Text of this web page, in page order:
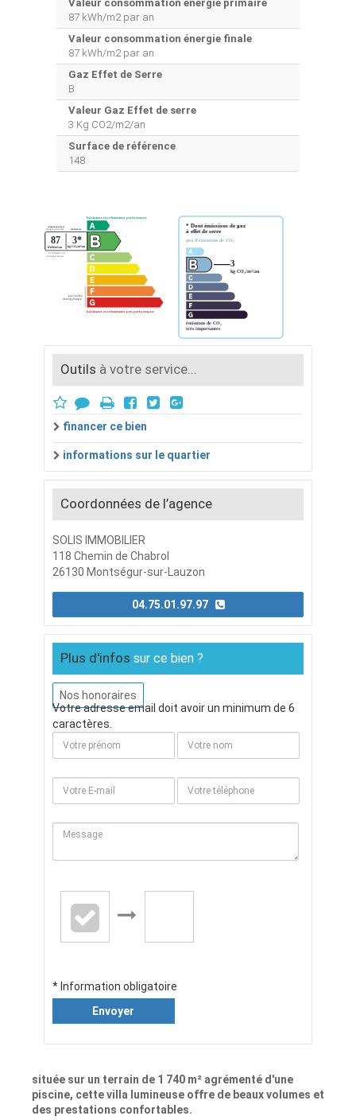
Valeur consommation énergie primaire
87 kWh/m2 par an
Valeur consommation énergie finale
87 kWh/m2 par an
Gaz Effet de Serre
B
Valeur Gaz Effet de serre
3 Kg CO2/m2/an
Surface de référence
148
Outils à votre service...
financer ce bien
informations sur le quartier
Coordonnées de l’agence
SOLIS IMMOBILIER
118 Chemin de Chabrol
26130 Montségur-sur-Lauzon
Plus d'infos sur ce bien ?
Nos honoraires
Votre adresse email doit avoir un minimum de 6
caractères.
* Information obligatoire
Envoyer
située sur un terrain de 1 740 m² agrémenté d'une
piscine, cette villa lumineuse offre de beaux volumes et
des prestations confortables.